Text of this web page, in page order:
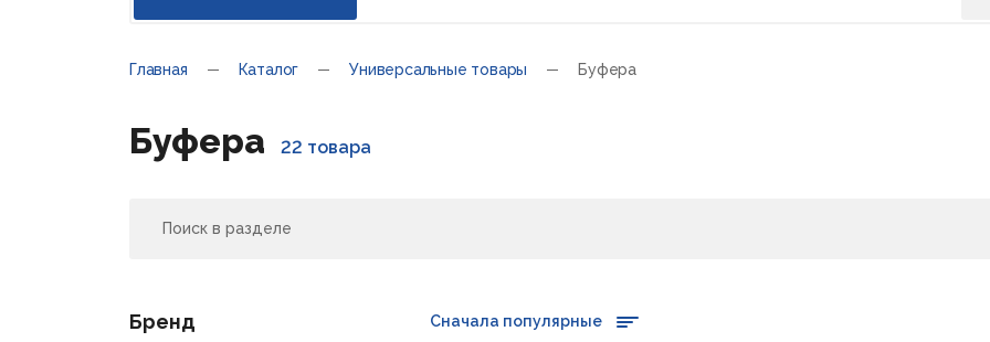
Главная Каталог Универсальные товары Буфера
Буфера 22 товара
Бренд Сначала популярные